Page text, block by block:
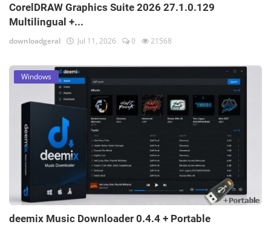
CorelDRAW Graphics Suite 2026 27.1.0.129
Multilingual +...
downloadgeral Jul 11, 2026 0 21568
Windows
deemix Music Downloader 0.4.4 + Portable